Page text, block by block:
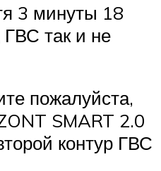
3 минуты 18
ГВС так и не
пожалуйста,
SMART 2.0
контур ГВС